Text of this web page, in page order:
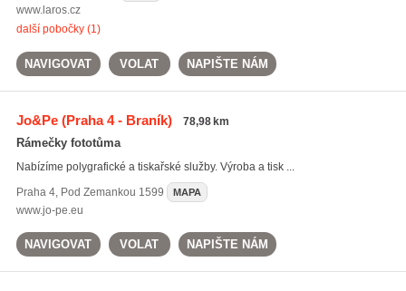
www.laros.cz
další pobočky (1)
NAVIGOVAT VOLAT NAPIŠTE NÁM
Jo&Pe(Praha 4 - Braník) 78,98 km
Rámečky fototůma
Nabízíme polygrafické a tiskařské služby. Výroba a tisk ...
Praha 4, Pod Zemankou 1599 MAPA
www.jo-pe.eu
NAVIGOVAT VOLAT NAPIŠTE NÁM